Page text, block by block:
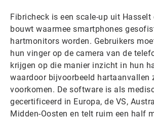
Fibricheck is een scale-up uit
bouwt waarmee smartphones
hartmonitors worden. Gebruikers
hun vinger op de camera van de
krijgen op die manier inzicht in hun
waardoor bijvoorbeeld hartaanvallen
voorkomen. De software is als
gecertificeerd in Europa, de VS,
Midden-Oosten en telt ruim een half